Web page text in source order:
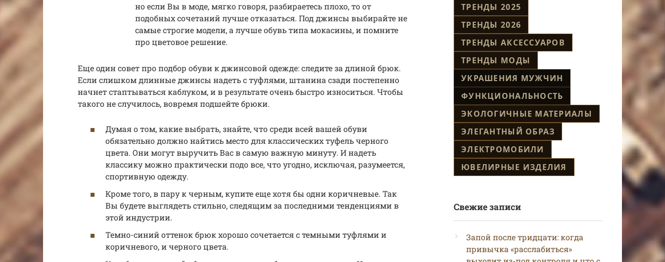
но если Вы в моде, мягко говоря, разбираетесь плохо, то от
подобных сочетаний лучше отказаться. Под джинсы выбирайте не
самые строгие модели, а лучше обувь типа мокасины, и помните
про цветовое решение.
Еще один совет про подбор обуви к джинсовой одежде: следите за длиной брюк.
Если слишком длинные джинсы надеть с туфлями, штанина сзади постепенно
начнет стаптываться каблуком, и в результате очень быстро износиться. Чтобы
такого не случилось, вовремя подшейте брюки.
Думая о том, какие выбрать, знайте, что среди всей вашей обуви
обязательно должно найтись место для классических туфель черного
цвета. Они могут выручить Вас в самую важную минуту. И надеть
классику можно практически подо все, что угодно, исключая, разумеется,
спортивную одежду.
Кроме того, в пару к черным, купите еще хотя бы одни коричневые. Так
Вы будете выглядеть стильно, следящим за последними тенденциями в
этой индустрии.
Темно-синий оттенок брюк хорошо сочетается с темными туфлями и
коричневого, и черного цвета.
ТРЕНДЫ 2025
ТРЕНДЫ 2026
ТРЕНДЫ АКСЕССУАРОВ
ТРЕНДЫ МОДЫ
УКРАШЕНИЯ МУЖЧИН
ФУНКЦИОНАЛЬНОСТЬ
ЭКОЛОГИЧНЫЕ МАТЕРИАЛЫ
ЭЛЕГАНТНЫЙ ОБРАЗ
ЭЛЕКТРОМОБИЛИ
ЮВЕЛИРНЫЕ ИЗДЕЛИЯ
Свежие записи
Запой после тридцати: когда
привычка «расслабиться»